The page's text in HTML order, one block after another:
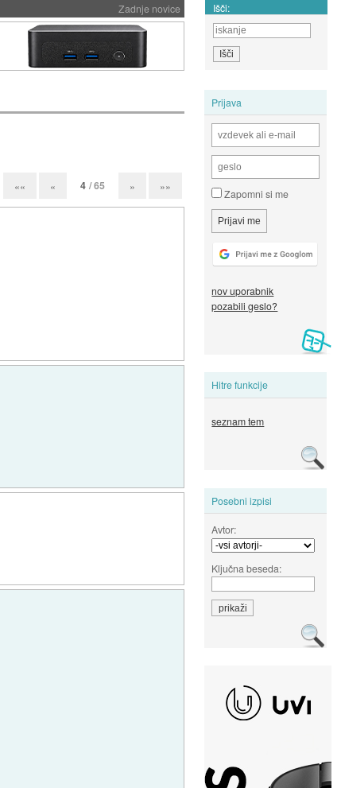
Zadnje novice Išči:
Prijava
Zapomni si me
nov uporabnik
pozabili geslo?
Hitre funkcije
seznam tem
Posebni izpisi
Avtor:
Ključna beseda:
«« « 4 / 65 » »»